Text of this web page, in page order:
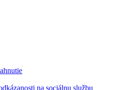
na sociálnu službu